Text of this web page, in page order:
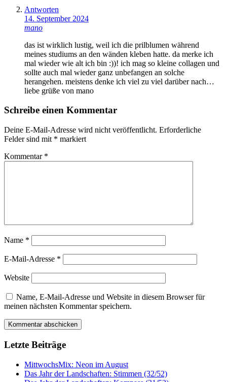
Antworten
14. September 2024
mano
das ist wirklich lustig, weil ich die prilblumen während
meines studiums an den wänden kleben hatte. da merke ich
mal wieder wie alt ich bin :))! ich mag so kleine collagen und
sollte auch mal wieder ganz unbefangen an solche
herangehen. meistens denke ich viel zu viel darüber nach…
liebe grüße von mano
Schreibe einen Kommentar
Deine E-Mail-Adresse wird nicht veröffentlicht. Erforderliche
Felder sind mit * markiert
Kommentar *
Name *
E-Mail-Adresse *
Website
Name, E-Mail-Adresse und Website in diesem Browser für
meinen nächsten Kommentar speichern.
Letzte Beiträge
MittwochsMix: Neon im August
Das Jahr der Landschaften: Stimmen (32/52)